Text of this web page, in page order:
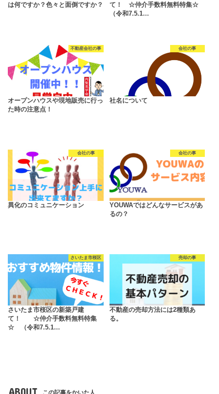
は何ですか？色々と面倒ですか？
て！ ☆仲介手数料無料特集☆
（令和7.5.1…
不動産会社の事
オープンハウスや現地販売に行っ
た時の注意点！
会社の事
社名について
会社の事
異化のコミュニケーション
会社の事
YOUWAではどんなサービスがあ
るの？
さいたま市桜区
さいたま市桜区の新築戸建
て！ ☆仲介手数料無料特集
☆ （令和7.5.1…
売却の事
不動産の売却方法には2種類あ
る。
ABOUT